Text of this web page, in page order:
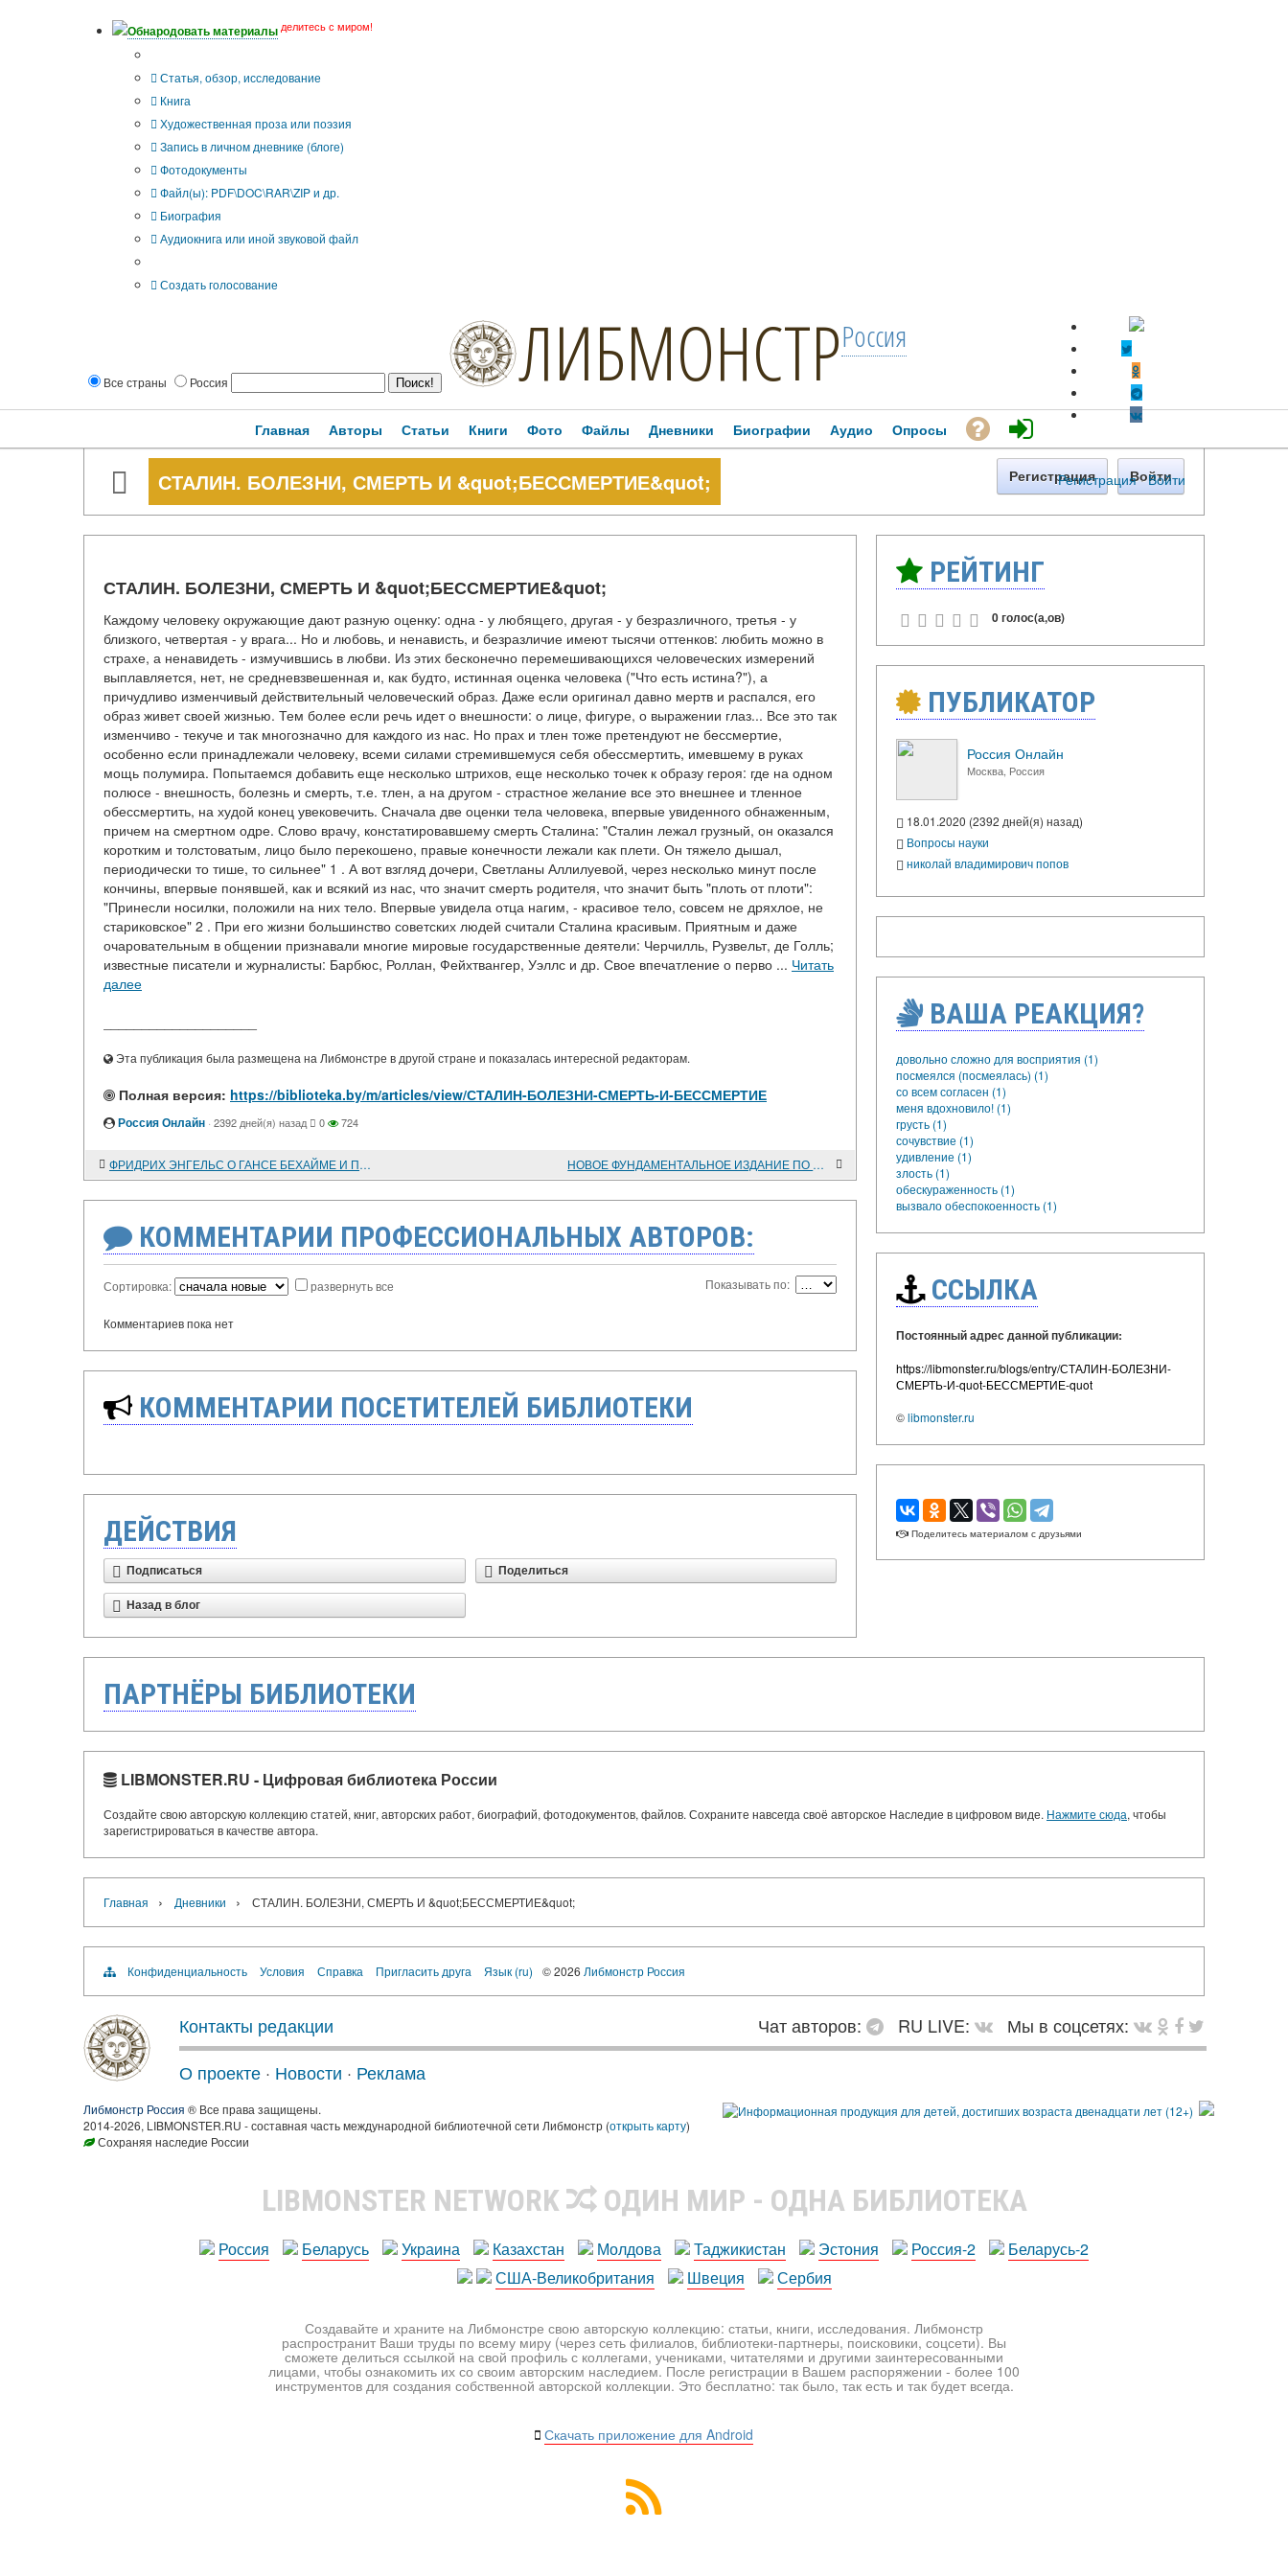
Обнародовать материалы делитесь с миром!
Статья, обзор, исследование
Книга
Художественная проза или поэзия
Запись в личном дневнике (блоге)
Фотодокументы
Файл(ы): PDF\DOC\RAR\ZIP и др.
Биография
Аудиокнига или иной звуковой файл
Создать голосование
Все страны Россия ЛИБМОНСТРРоссия
Регистрация · Войти
Главная Авторы Статьи Книги Фото Файлы Дневники Биографии Аудио Опросы
СТАЛИН. БОЛЕЗНИ, СМЕРТЬ И &quot;БЕССМЕРТИЕ&quot; Регистрация Войти
СТАЛИН. БОЛЕЗНИ, СМЕРТЬ И &quot;БЕССМЕРТИЕ&quot;
Каждому человеку окружающие дают разную оценку: одна - у любящего, другая - у безразличного, третья - у
близкого, четвертая - у врага... Но и любовь, и ненависть, и безразличие имеют тысячи оттенков: любить можно в
страхе, а ненавидеть - измучившись в любви. Из этих бесконечно перемешивающихся человеческих измерений
выплавляется, нет, не средневзвешенная и, как будто, истинная оценка человека ("Что есть истина?"), а
причудливо изменчивый действительный человеческий образ. Даже если оригинал давно мертв и распался, его
образ живет своей жизнью. Тем более если речь идет о внешности: о лице, фигуре, о выражении глаз... Все это так
изменчиво - текуче и так многозначно для каждого из нас. Но прах и тлен тоже претендуют не бессмертие,
особенно если принадлежали человеку, всеми силами стремившемуся себя обессмертить, имевшему в руках
мощь полумира. Попытаемся добавить еще несколько штрихов, еще несколько точек к образу героя: где на одном
полюсе - внешность, болезнь и смерть, т.е. тлен, а на другом - страстное желание все это внешнее и тленное
обессмертить, на худой конец увековечить. Сначала две оценки тела человека, впервые увиденного обнаженным,
причем на смертном одре. Слово врачу, констатировавшему смерть Сталина: "Сталин лежал грузный, он оказался
коротким и толстоватым, лицо было перекошено, правые конечности лежали как плети. Он тяжело дышал,
периодически то тише, то сильнее" 1 . А вот взгляд дочери, Светланы Аллилуевой, через несколько минут после
кончины, впервые понявшей, как и всякий из нас, что значит смерть родителя, что значит быть "плоть от плоти":
"Принесли носилки, положили на них тело. Впервые увидела отца нагим, - красивое тело, совсем не дряхлое, не
стариковское" 2 . При его жизни большинство советских людей считали Сталина красивым. Приятным и даже
очаровательным в общении признавали многие мировые государственные деятели: Черчилль, Рузвельт, де Голль;
известные писатели и журналисты: Барбюс, Роллан, Фейхтвангер, Уэллс и др. Свое впечатление о перво ... Читать
далее
Эта публикация была размещена на Либмонстре в другой стране и показалась интересной редакторам.
Полная версия: https://biblioteka.by/m/articles/view/СТАЛИН-БОЛЕЗНИ-СМЕРТЬ-И-БЕССМЕРТИЕ
Россия Онлайн · 2392 дней(я) назад 0 724
ФРИДРИХ ЭНГЕЛЬС О ГАНСЕ БЕХАЙМЕ И ПЛЕБЕЙСКО-ПРОЛЕТАРСКОМ АСКЕТИЗМЕ НОВОЕ ФУНДАМЕНТАЛЬНОЕ ИЗДАНИЕ ПО ИСТОРИИ ВЕЛИКОЙ ОТЕЧЕСТВЕННОЙ ВОЙНЫ
КОММЕНТАРИИ ПРОФЕССИОНАЛЬНЫХ АВТОРОВ:
Сортировка: развернуть все Показывать по:
Комментариев пока нет
КОММЕНТАРИИ ПОСЕТИТЕЛЕЙ БИБЛИОТЕКИ
ДЕЙСТВИЯ
Подписаться Поделиться
Назад в блог
РЕЙТИНГ
0 голос(а,ов)
ПУБЛИКАТОР
Россия Онлайн
Москва, Россия
18.01.2020 (2392 дней(я) назад)
Вопросы науки
николай владимирович попов
ВАША РЕАКЦИЯ?
довольно сложно для восприятия (1)
посмеялся (посмеялась) (1)
со всем согласен (1)
меня вдохновило! (1)
грусть (1)
сочувствие (1)
удивление (1)
злость (1)
обескураженность (1)
вызвало обеспокоенность (1)
ССЫЛКА
Постоянный адрес данной публикации:
https://libmonster.ru/blogs/entry/СТАЛИН-БОЛЕЗНИ-
СМЕРТЬ-И-quot-БЕССМЕРТИЕ-quot
©libmonster.ru
Поделитесь материалом с друзьями
ПАРТНЁРЫ БИБЛИОТЕКИ
LIBMONSTER.RU - Цифровая библиотека России
Создайте свою авторскую коллекцию статей, книг, авторских работ, биографий, фотодокументов, файлов. Сохраните навсегда своё авторское Наследие в цифровом виде. Нажмите сюда, чтобы
зарегистрироваться в качестве автора.
Главная › Дневники › СТАЛИН. БОЛЕЗНИ, СМЕРТЬ И &quot;БЕССМЕРТИЕ&quot;
Конфиденциальность Условия Справка Пригласить друга Язык (ru) © 2026 Либмонстр Россия
Контакты редакции Чат авторов: RU LIVE:
Мы в соцсетях:
О проекте · Новости · Реклама
Либмонстр Россия ® Все права защищены.
2014-2026, LIBMONSTER.RU - составная часть международной библиотечной сети Либмонстр (открыть карту)
Сохраняя наследие России
LIBMONSTER NETWORK ОДИН МИР - ОДНА БИБЛИОТЕКА
Россия Беларусь Украина Казахстан Молдова Таджикистан Эстония Россия-2
Беларусь-2
США-Великобритания
Швеция Сербия
Создавайте и храните на Либмонстре свою авторскую коллекцию: статьи, книги, исследования. Либмонстр
распространит Ваши труды по всему миру (через сеть филиалов, библиотеки-партнеры, поисковики, соцсети). Вы
сможете делиться ссылкой на свой профиль с коллегами, учениками, читателями и другими заинтересованными
лицами, чтобы ознакомить их со своим авторским наследием. После регистрации в Вашем распоряжении - более 100
инструментов для создания собственной авторской коллекции. Это бесплатно: так было, так есть и так будет всегда.
Скачать приложение для Android